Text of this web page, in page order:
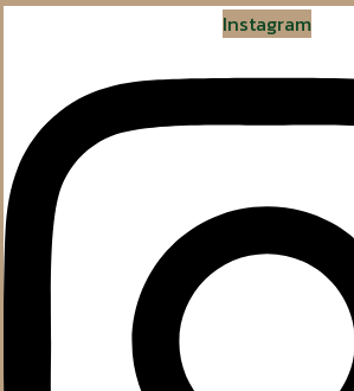
Instagram